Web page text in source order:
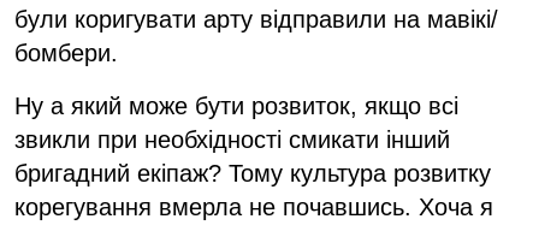
були коригувати арту відправили на мавікі/
бомбери.
Ну а який може бути розвиток, якщо всі
звикли при необхідності смикати інший
бригадний екіпаж? Тому культура розвитку
корегування вмерла не почавшись. Хоча я